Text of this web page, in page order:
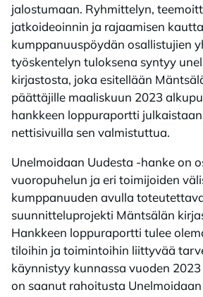
jalostumaan. Ryhmittelyn,
jatkoideoinnin ja rajaamisen kautta
kumppanuuspöydän osallistujien
työskentelyn tuloksena syntyy
kirjastosta, joka esitellään
päättäjille maaliskuun 2023
hankkeen loppuraportti
nettisivuilla sen valmistuttua.
Unelmoidaan Uudesta -hanke on
vuoropuhelun ja eri toimijoiden
kumppanuuden avulla
suunnitteluprojekti Mäntsälän
Hankkeen loppuraportti tulee
tiloihin ja toimintoihin liittyvää
käynnistyy kunnassa vuoden
on saanut rahoitusta